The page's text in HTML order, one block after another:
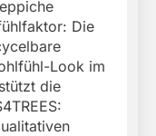
Die
Look im
die